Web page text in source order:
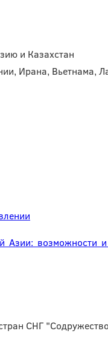
и Казахстан
Ирана, Вьетнама,
возможности
СНГ